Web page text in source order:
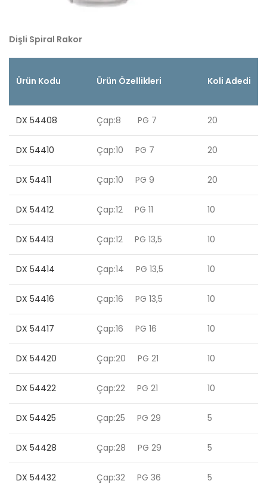
Dişli Spiral Rakor
Ürün Kodu Ürün Özellikleri Koli Adedi
DX 54408 Çap:8 PG 7 20
DX 54410 Çap:10 PG 7 20
DX 54411 Çap:10 PG 9 20
DX 54412 Çap:12 PG 11 10
DX 54413 Çap:12 PG 13,5 10
DX 54414 Çap:14 PG 13,5 10
DX 54416 Çap:16 PG 13,5 10
DX 54417 Çap:16 PG 16 10
DX 54420 Çap:20 PG 21 10
DX 54422 Çap:22 PG 21 10
DX 54425 Çap:25 PG 29 5
DX 54428 Çap:28 PG 29 5
DX 54432 Çap:32 PG 36 5